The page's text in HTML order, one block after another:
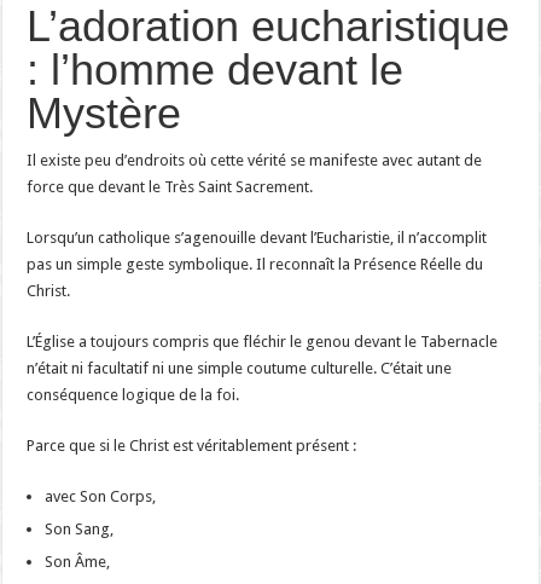
L’adoration eucharistique
: l’homme devant le
Mystère
Il existe peu d’endroits où cette vérité se manifeste avec autant de
force que devant le Très Saint Sacrement.
Lorsqu’un catholique s’agenouille devant l’Eucharistie, il n’accomplit
pas un simple geste symbolique. Il reconnaît la Présence Réelle du
Christ.
L’Église a toujours compris que fléchir le genou devant le Tabernacle
n’était ni facultatif ni une simple coutume culturelle. C’était une
conséquence logique de la foi.
Parce que si le Christ est véritablement présent :
avec Son Corps,
Son Sang,
Son Âme,